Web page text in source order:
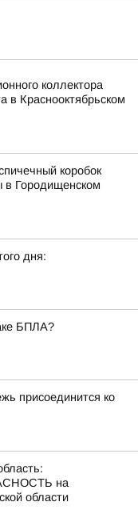
коллектора
в Краснооктябрьском
коробок
Городищенском
дня:
БПЛА?
присоединится ко
на
области